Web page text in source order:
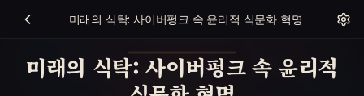
미래의 식탁: 사이버펑크 속 윤리적 식문화 혁명
미래의 식탁: 사이버펑크 속 윤리적